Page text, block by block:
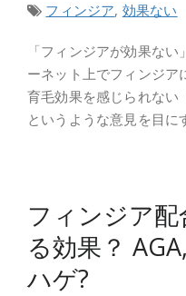
フィンジア, 効果ない
「フィンジアが効果な
ーネット上でフィンジア
育毛効果を感じられない
というような意見を目
フィンジア配
る効果？
ハゲ?